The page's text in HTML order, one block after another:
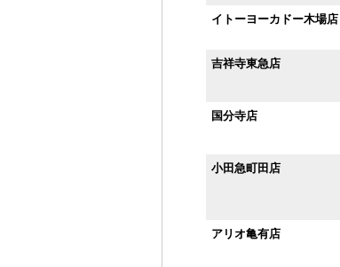
イトーヨーカドー木場店
吉祥寺東急店
国分寺店
小田急町田店
アリオ亀有店